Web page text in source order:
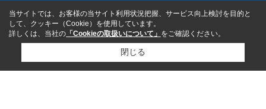
当サイトでは、お客様の当サイト利用状況把握、サービス向上検討を目的と
して、クッキー（Cookie）を使用しています。
詳しくは、当社の 「Cookieの取扱いについて」 をご確認ください。
閉じる